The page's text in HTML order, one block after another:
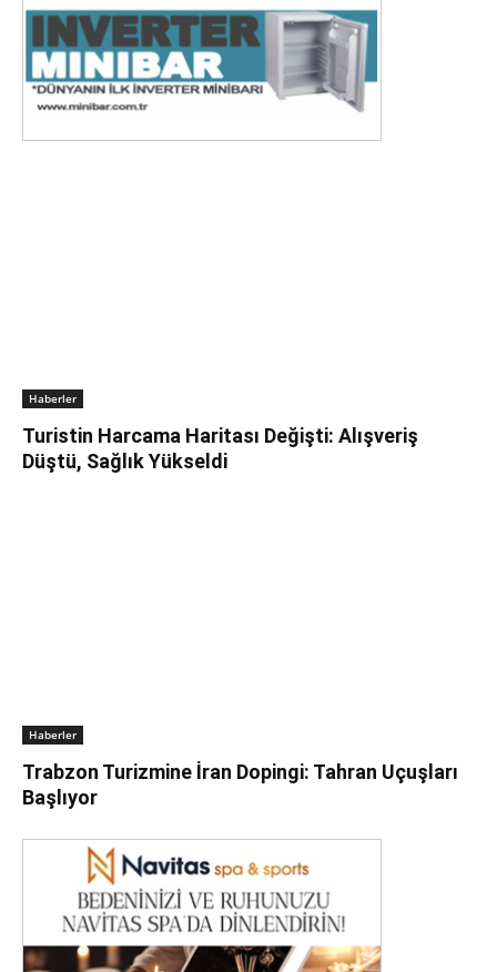
Haberler
Turistin Harcama Haritası Değişti: Alışveriş
Düştü, Sağlık Yükseldi
Haberler
Trabzon Turizmine İran Dopingi: Tahran Uçuşları
Başlıyor